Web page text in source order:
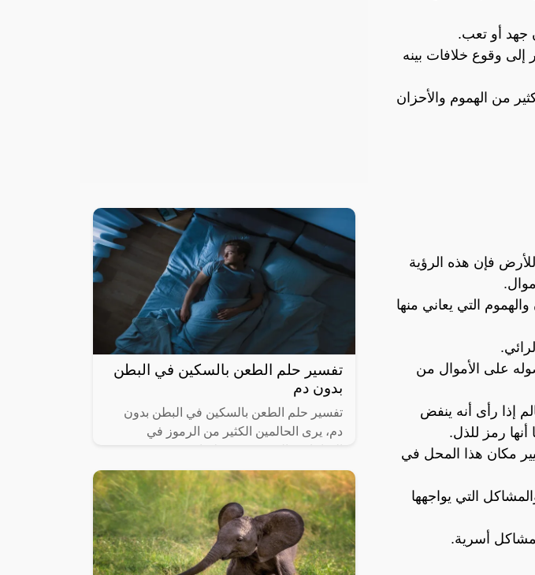
جهد أو تعب.
إلى وقوع خلافات بينه
من الهموم والأحزان
فإن هذه الرؤية
التي يعاني منها
على الأموال من
إذا رأى أنه ينفض
رمز للذل.
مكان هذا المحل في
التي يواجهها
أسرية.
تفسير حلم الطعن بالسكين في البطن
بدون دم
تفسير حلم الطعن بالسكين في البطن بدون
دم، يرى الحالمين الكثير من الرموز في
بالخير والفرج وأخرى باطلة نابعة من العقل